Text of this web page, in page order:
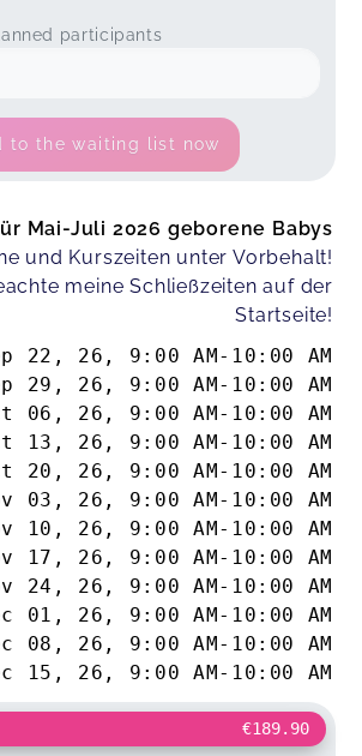
participants
to the waiting list now
Mai-Juli 2026 geborene Babys
und Kurszeiten unter Vorbehalt!
meine Schließzeiten auf der
Startseite!
22, 26 , 9:00 AM - 10:00 AM
29, 26 , 9:00 AM - 10:00 AM
06, 26 , 9:00 AM - 10:00 AM
13, 26 , 9:00 AM - 10:00 AM
20, 26 , 9:00 AM - 10:00 AM
03, 26 , 9:00 AM - 10:00 AM
10, 26 , 9:00 AM - 10:00 AM
17, 26 , 9:00 AM - 10:00 AM
24, 26 , 9:00 AM - 10:00 AM
01, 26 , 9:00 AM - 10:00 AM
08, 26 , 9:00 AM - 10:00 AM
15, 26 , 9:00 AM - 10:00 AM
€189.90